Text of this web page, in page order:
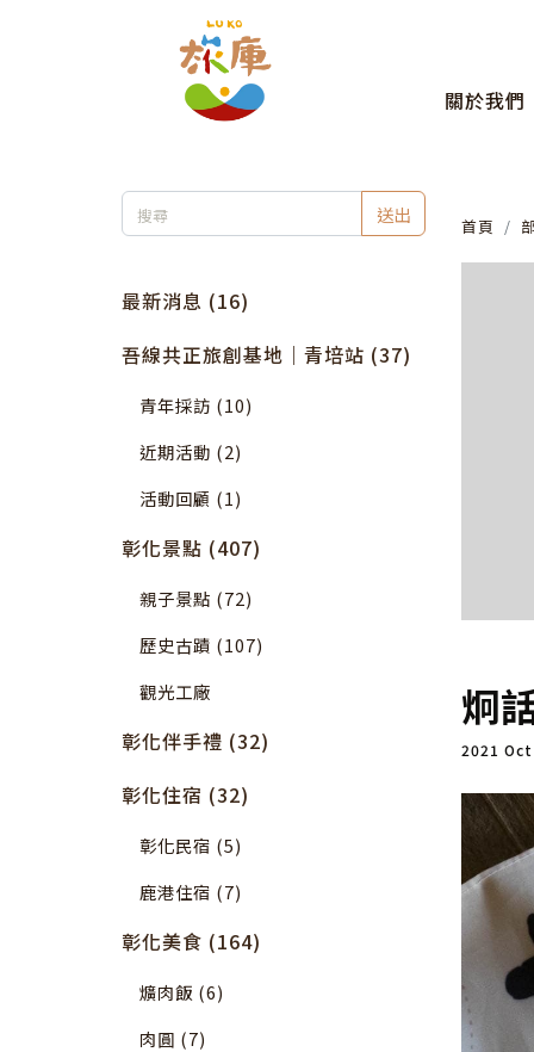
關於我們
送出
最新消息 (16)
吾線共正旅創基地｜青培站 (37)
青年採訪 (10)
近期活動 (2)
活動回顧 (1)
彰化景點 (407)
親子景點 (72)
歷史古蹟 (107)
觀光工廠
彰化伴手禮 (32)
彰化住宿 (32)
彰化民宿 (5)
鹿港住宿 (7)
彰化美食 (164)
爌肉飯 (6)
肉圓 (7)
首頁
炯
2021